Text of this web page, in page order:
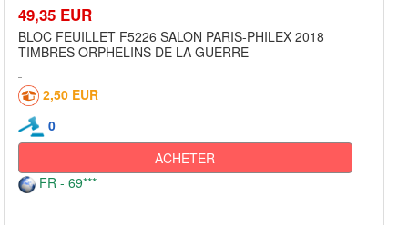
49,35 EUR
BLOC FEUILLET F5226 SALON PARIS-PHILEX 2018
TIMBRES ORPHELINS DE LA GUERRE
2,50 EUR
0
ACHETER
FR - 69***